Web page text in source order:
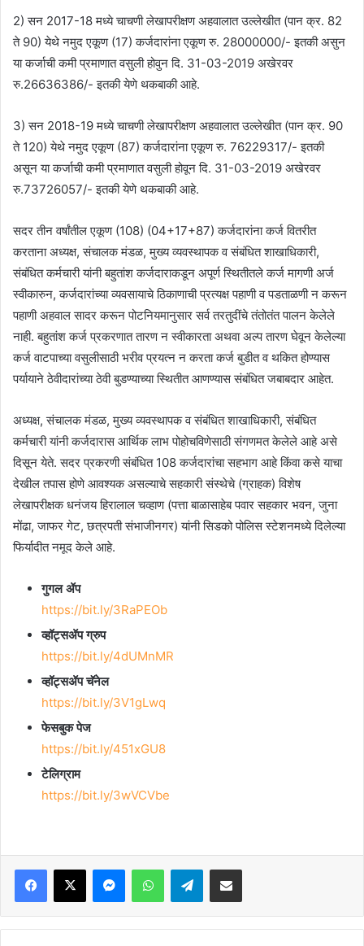
2) सन 2017-18 मध्ये चाचणी लेखापरीक्षण अहवालात उल्लेखीत (पान क्र. 82
ते 90) येथे नमुद एकूण (17) कर्जदारांना एकूण रु. 28000000/- इतकी असुन
या कर्जाची कमी प्रमाणात वसुली होवुन दि. 31-03-2019 अखेरवर
रु.26636386/- इतकी येणे थकबाकी आहे.
3) सन 2018-19 मध्ये चाचणी लेखापरीक्षण अहवालात उल्लेखीत (पान क्र. 90
ते 120) येथे नमुद एकूण (87) कर्जदारांना एकूण रु. 76229317/- इतकी
असून या कर्जाची कमी प्रमाणात वसुली होवून दि. 31-03-2019 अखेरवर
रु.73726057/- इतकी येणे थकबाकी आहे.
सदर तीन वर्षांतील एकूण (108) (04+17+87) कर्जदारांना कर्ज वितरीत
करताना अध्यक्ष, संचालक मंडळ, मुख्य व्यवस्थापक व संबंधित शाखाधिकारी,
संबंधित कर्मचारी यांनी बहुतांश कर्जदाराकडून अपूर्ण स्थितीतले कर्ज मागणी अर्ज
स्वीकारुन, कर्जदारांच्या व्यवसायाचे ठिकाणाची प्रत्यक्ष पहाणी व पडताळणी न करून
पहाणी अहवाल सादर करून पोटनियमानुसार सर्व तरतुदींचे तंतोतंत पालन केलेले
नाही. बहुतांश कर्ज प्रकरणात तारण न स्वीकारता अथवा अल्प तारण घेवून केलेल्या
कर्ज वाटपाच्या वसुलीसाठी भरीव प्रयत्न न करता कर्ज बुडीत व थकित होण्यास
पर्यायाने ठेवीदारांच्या ठेवी बुडण्याच्या स्थितीत आणण्यास संबंधित जबाबदार आहेत.
अध्यक्ष, संचालक मंडळ, मुख्य व्यवस्थापक व संबंधित शाखाधिकारी, संबंधित
कर्मचारी यांनी कर्जदारास आर्थिक लाभ पोहोचविणेसाठी संगणमत केलेले आहे असे
दिसून येते. सदर प्रकरणी संबंधित 108 कर्जदारांचा सहभाग आहे किंवा कसे याचा
देखील तपास होणे आवश्यक असल्याचे सहकारी संस्थेचे (ग्राहक) विशेष
लेखापरीक्षक धनंजय हिरालाल चव्हाण (पत्ता बाळासाहेब पवार सहकार भवन, जुना
मोंढा, जाफर गेट, छत्रपती संभाजीनगर) यांनी सिडको पोलिस स्टेशनमध्ये दिलेल्या
फिर्यादीत नमूद केले आहे.
गुगल ॲप
https://bit.ly/3RaPEOb
व्हॉट्सॲप ग्रुप
https://bit.ly/4dUMnMR
व्हॉट्सॲप चॅनेल
https://bit.ly/3V1gLwq
फेसबुक पेज
https://bit.ly/451xGU8
टेलिग्राम
https://bit.ly/3wVCVbe
Facebook
X MessengerWhatsAppTelegramShare via Email